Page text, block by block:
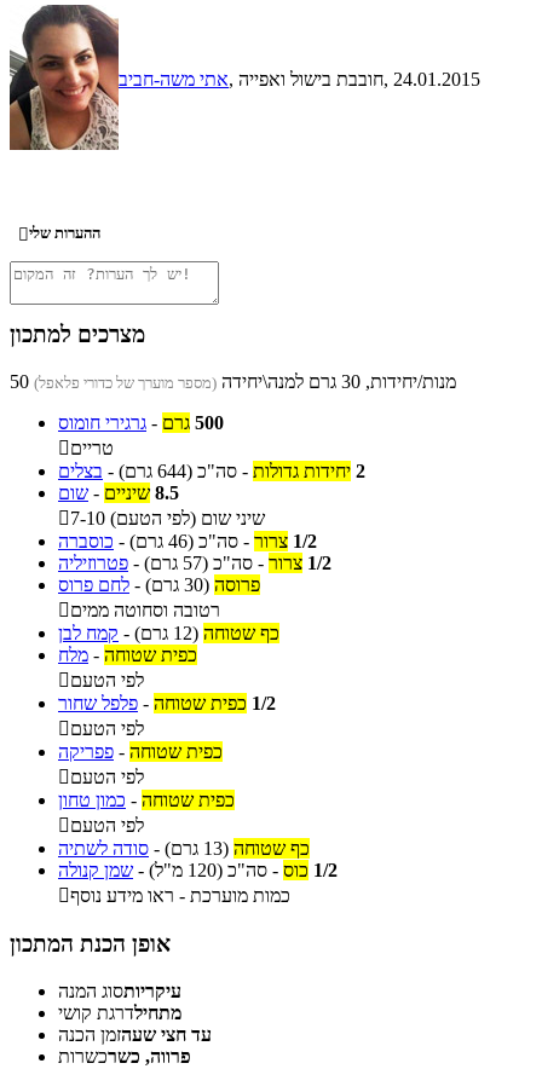
אתי משה-חביב , חובבת בישול ואפייה, 24.01.2015
ההערות שלי
מצרכים למתכון
50 מנות/יחידות, 30 גרם למנה\יחידה (מספר מוערך של כדורי פלאפל)
גרגירי חומוס - 500 גרם
טריים
בצלים - 2 יחידות גדולות - סה"כ (644 גרם)
שום - 8.5 שיניים

7-10 שיני שום (לפי הטעם)
כוסברה - 1/2 צרור - סה"כ (46 גרם)
פטרוזיליה - 1/2 צרור - סה"כ (57 גרם)
לחם פרוס - פרוסה (30 גרם)
רטובה וסחוטה ממים
קמח לבן - כף שטוחה (12 גרם)
מלח - כפית שטוחה
לפי הטעם
פלפל שחור - 1/2 כפית שטוחה
לפי הטעם
פפריקה - כפית שטוחה
לפי הטעם
כמון טחון - כפית שטוחה
לפי הטעם
סודה לשתיה - כף שטוחה (13 גרם)
שמן קנולה - 1/2 כוס - סה"כ (120 מ"ל)
כמות מוערכת - ראו מידע נוסף
אופן הכנת המתכון
עיקריותסוג המנה
מתחילדרגת קושי
עד חצי שעהזמן הכנה
פרווה, כשרכשרות